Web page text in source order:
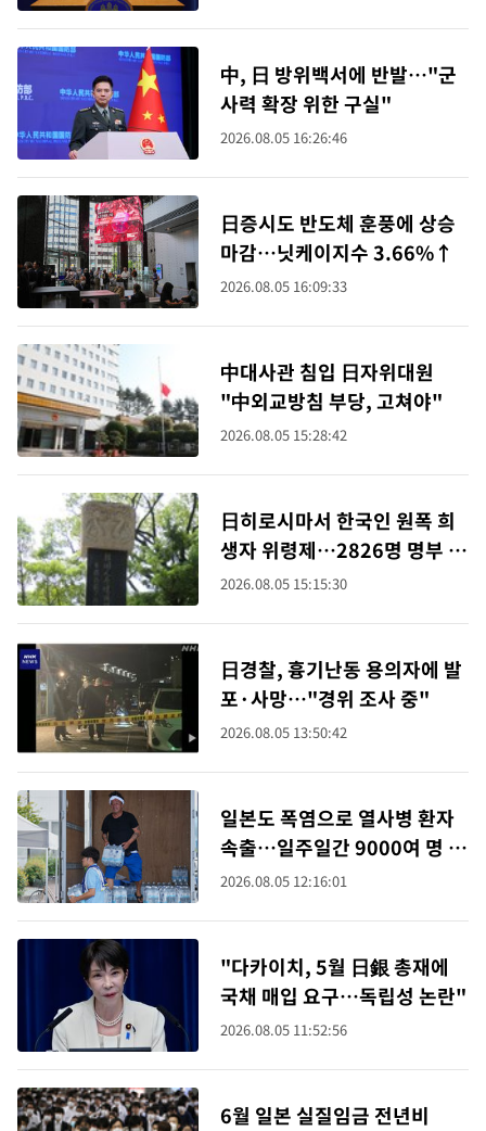
中, 日 방위백서에 반발…"군
사력 확장 위한 구실"
2026.08.05 16:26:46
日증시도 반도체 훈풍에 상승
마감…닛케이지수 3.66%↑
2026.08.05 16:09:33
中대사관 침입 日자위대원
"中외교방침 부당, 고쳐야"
2026.08.05 15:28:42
日히로시마서 한국인 원폭 희
생자 위령제…2826명 명부 봉
납
2026.08.05 15:15:30
日경찰, 흉기난동 용의자에 발
포·사망…"경위 조사 중"
2026.08.05 13:50:42
일본도 폭염으로 열사병 환자
속출…일주일간 9000여 명 병
원행
2026.08.05 12:16:01
"다카이치, 5월 日銀 총재에
국채 매입 요구…독립성 논란"
2026.08.05 11:52:56
6월 일본 실질임금 전년비